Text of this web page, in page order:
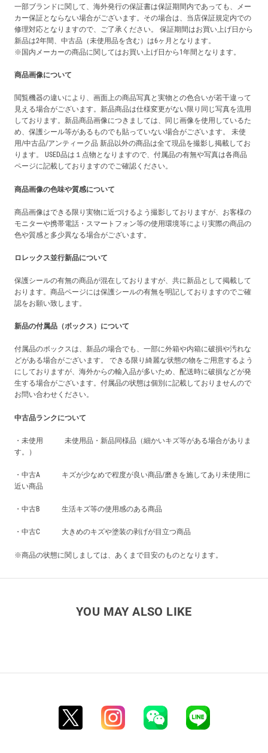
一部ブランドに関して、海外発行の保証書は保証期間内であっても、メー
カー保証とならない場合がございます。その場合は、当店保証規定内での
修理対応となりますので、ご了承ください。 保証期間はお買い上げ日から
新品は2年間、中古品（未使用品を含む）は6ヶ月となります。
※国内メーカーの商品に関してはお買い上げ日から1年間となります。
商品画像について
閲覧機器の違いにより、画面上の商品写真と実物との色合いが若干違って
見える場合がございます。新品商品は仕様変更がない限り同じ写真を流用
しております。新品商品画像につきましては、同じ画像を使用しているた
め、保護シール等があるものでも貼っていない場合がございます。 未使
用/中古品/アンティーク品 新品以外の商品は全て現品を撮影し掲載してお
ります。 USED品は１点物となりますので、付属品の有無や写真は各商品
ページに記載しておりますのでご確認ください。
商品画像の色味や質感について
商品画像はできる限り実物に近づけるよう撮影しておりますが、お客様の
モニターや携帯電話・スマートフォン等の使用環境等により実際の商品の
色や質感と多少異なる場合がございます。
ロレックス並行新品について
保護シールの有無の商品が混在しておりますが、共に新品として掲載して
おります。商品ページには保護シールの有無を明記しておりますのでご確
認をお願い致します。
新品の付属品（ボックス）について
付属品のボックスは、新品の場合でも、一部に外箱や内箱に破損や汚れな
どがある場合がございます。 できる限り綺麗な状態の物をご用意するよう
にしておりますが、海外からの輸入品が多いため、配送時に破損などが発
生する場合がございます。付属品の状態は個別に記載しておりませんので
お問い合わせください。
中古品ランクについて
・未使用 未使用品・新品同様品（細かいキズ等がある場合がありま
す。）
・中古A キズが少なめで程度が良い商品/磨きを施してあり未使用に
近い商品
・中古B 生活キズ等の使用感のある商品
・中古C 大きめのキズや塗装の剥げが目立つ商品
※商品の状態に関しましては、あくまで目安のものとなります。
YOU MAY ALSO LIKE